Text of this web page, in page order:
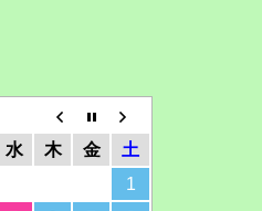
水 木 金
土
1